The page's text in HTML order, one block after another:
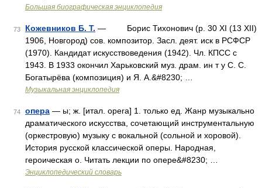
Большая биографическая энциклопедия
73 Кожевников Б. Т. — Борис Тихонович (р. 30 XI (13 XII)
1906, Новгород) сов. композитор. Засл. деят. иск в РСФСР
(1970). Кандидат искусствоведения (1942). Чл. КПСС с
1943. В 1933 окончил Харьковский муз. драм. ин т у С. С.
Богатырёва (композиция) и Я. А.&#8230; …
Музыкальная энциклопедия
74 опера — ы; ж. [итал. opera] 1. только ед. Жанр музыкально
драматического искусства, сочетающий инструментальную
(оркестровую) музыку с вокальной (сольной и хоровой).
История русской классической оперы. Народная,
героическая о. Читать лекции по опере&#8230; …
Энциклопедический словарь